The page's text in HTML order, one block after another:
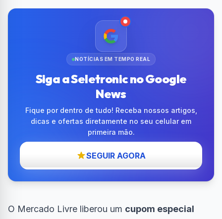
NOTÍCIAS EM TEMPO REAL
Siga a Seletronic no Google
News
Fique por dentro de tudo! Receba nossos artigos,
dicas e ofertas diretamente no seu celular em
primeira mão.
SEGUIR AGORA
O Mercado Livre liberou um cupom especial